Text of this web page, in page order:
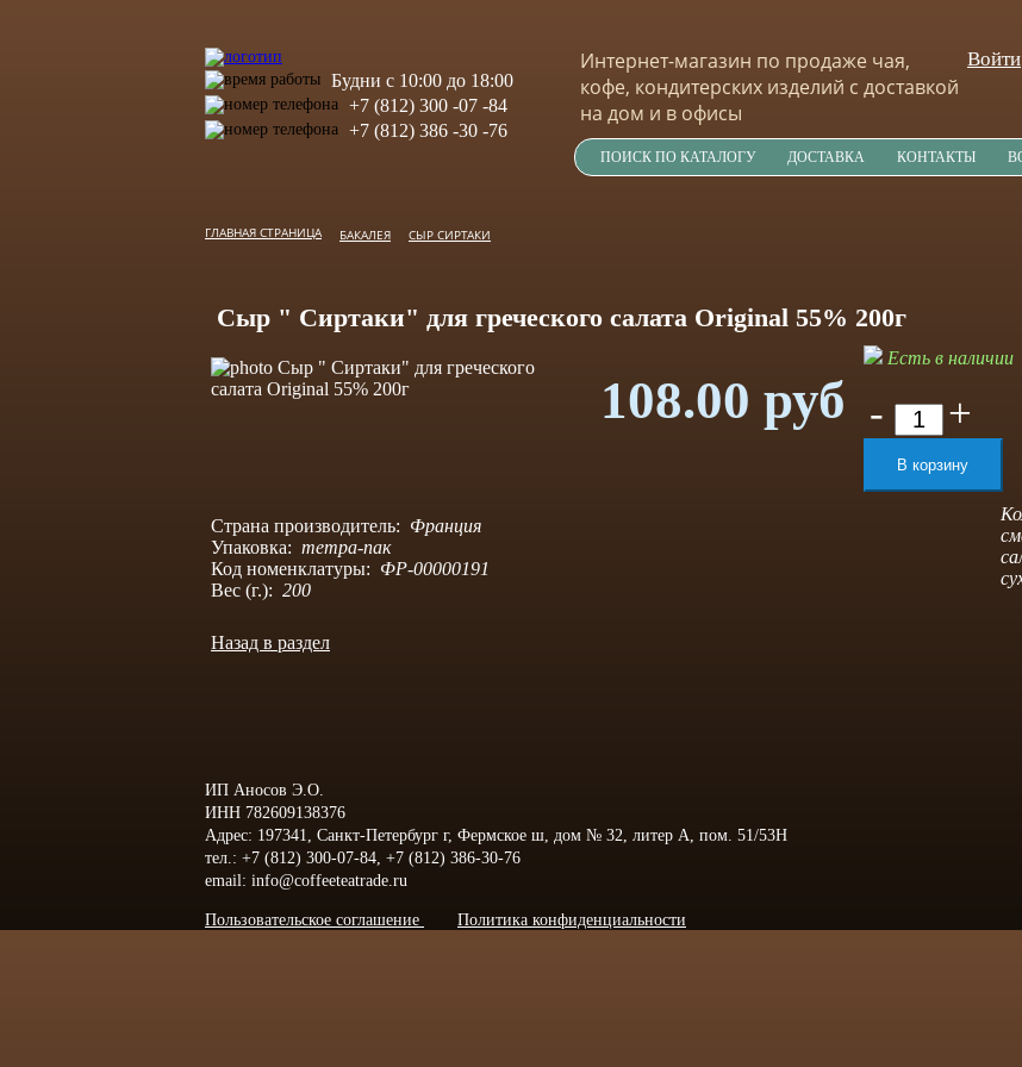
Будни с 10:00 до 18:00
+7 (812) 300 -07 -84
+7 (812) 386 -30 -76
Интернет-магазин по продаже чая,
кофе, кондитерских изделий с доставкой
на дом и в офисы
ПОИСК ПО КАТАЛОГУ ДОСТАВКА КОНТАКТЫ
Войти
ГЛАВНАЯ СТРАНИЦА БАКАЛЕЯ СЫР СИРТАКИ
Сыр " Сиртаки" для греческого салата Original 55% 200г
108.00 руб
Есть в наличии
- +
Страна производитель: Франция
Упаковка: тетра-пак
Код номенклатуры: ФР-00000191
Вес (г.): 200
Назад в раздел
ИП Аносов Э.О.
ИНН 782609138376
Адрес: 197341, Санкт-Петербург г, Фермское ш, дом № 32, литер А, пом. 51/53Н
тел.: +7 (812) 300-07-84, +7 (812) 386-30-76
email: info@coffeeteatrade.ru
Пользовательское соглашение Политика конфиденциальности